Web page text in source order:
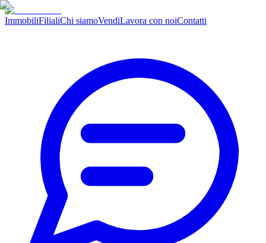
ImmobiliFilialiChi siamoVendiLavora con noiContatti